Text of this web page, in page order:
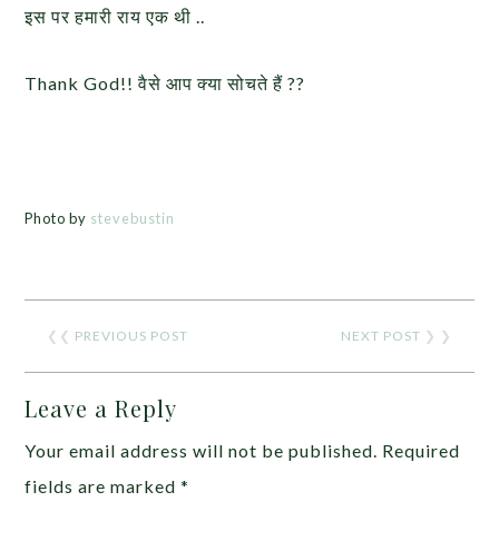
इस पर हमारी राय एक थी ..
Thank God!! वैसे आप क्या सोचते हैं ??
Photo by stevebustin
❮❮ PREVIOUS POST NEXT POST ❯ ❯
Leave a Reply
Your email address will not be published. Required
fields are marked*